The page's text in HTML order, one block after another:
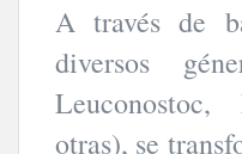
A través de
diversos
Leuconostoc,
otras), se